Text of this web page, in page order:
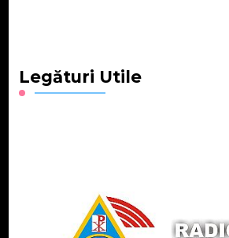
Legături Utile